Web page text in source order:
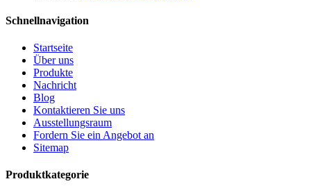
Schnellnavigation
Startseite
Über uns
Produkte
Nachricht
Blog
Kontaktieren Sie uns
Ausstellungsraum
Fordern Sie ein Angebot an
Sitemap
Produktkategorie